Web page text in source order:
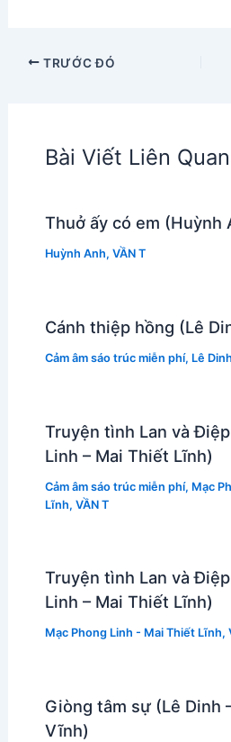
TRƯỚC ĐÓ
Bài Viết Liên Quan
Thuở ấy có em (Huỳnh
Huỳnh Anh, VẦN T
Cánh thiệp hồng (Lê
Cảm âm sáo trúc miễn phí, Lê Dinh
Truyện tình Lan và
Linh – Mai Thiết Lĩnh)
Cảm âm sáo trúc miễn phí, Mạc
Lĩnh, VẦN T
Truyện tình Lan và
Linh – Mai Thiết Lĩnh)
Mạc Phong Linh - Mai Thiết Lĩnh,
Giòng tâm sự (Lê Dinh
Vĩnh)